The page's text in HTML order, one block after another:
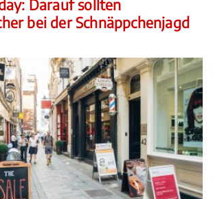
Darauf sollten
bei der Schnäppchenjagd